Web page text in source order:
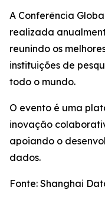
A Conferência
realizada
reunindo os
instituições de
todo o mundo.
O evento é uma
inovação
apoiando o
dados.
Fonte: Shanghai